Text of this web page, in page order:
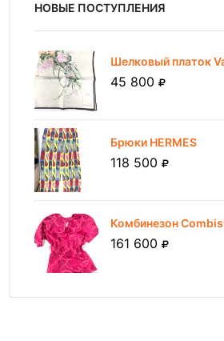
НОВЫЕ ПОСТУПЛЕНИЯ
Шелковый платок
45 800
Брюки HERMES
118 500
Комбинезон
161 600